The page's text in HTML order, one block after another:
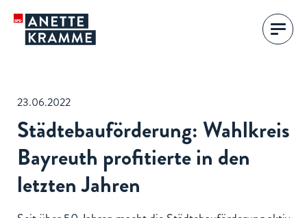
23.06.2022
Städtebauförderung: Wahlkreis
Bayreuth profitierte in den
letzten Jahren